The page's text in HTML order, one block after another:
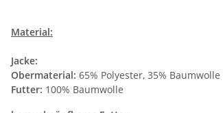
Material:
Jacke:
Obermaterial: 65% Polyester, 35%
Futter: 100% Baumwolle